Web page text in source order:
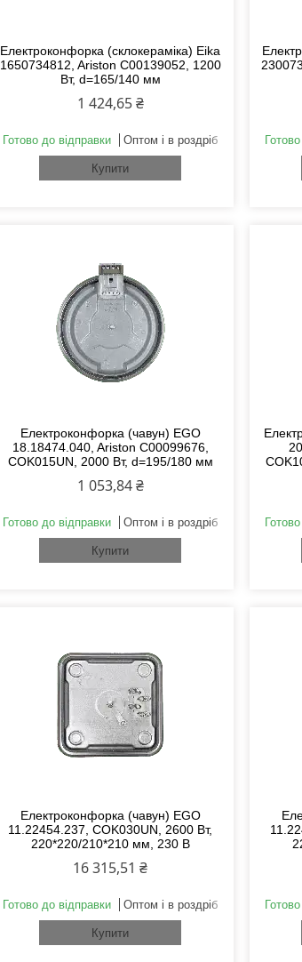
Електроконфорка (склокераміка) Eika
1650734812, Ariston C00139052, 1200
Вт, d=165/140 мм
1 424,65 ₴
Готово до відправки Оптом і в роздріб
Купити
Електроконфорка (чавун) EGO
18.18474.040, Ariston C00099676,
COK015UN, 2000 Вт, d=195/180 мм
1 053,84 ₴
Готово до відправки Оптом і в роздріб
Купити
Електроконфорка (чавун) EGO
11.22454.237, COK030UN, 2600 Вт,
220*220/210*210 мм, 230 В
16 315,51 ₴
Готово до відправки Оптом і в роздріб
Купити